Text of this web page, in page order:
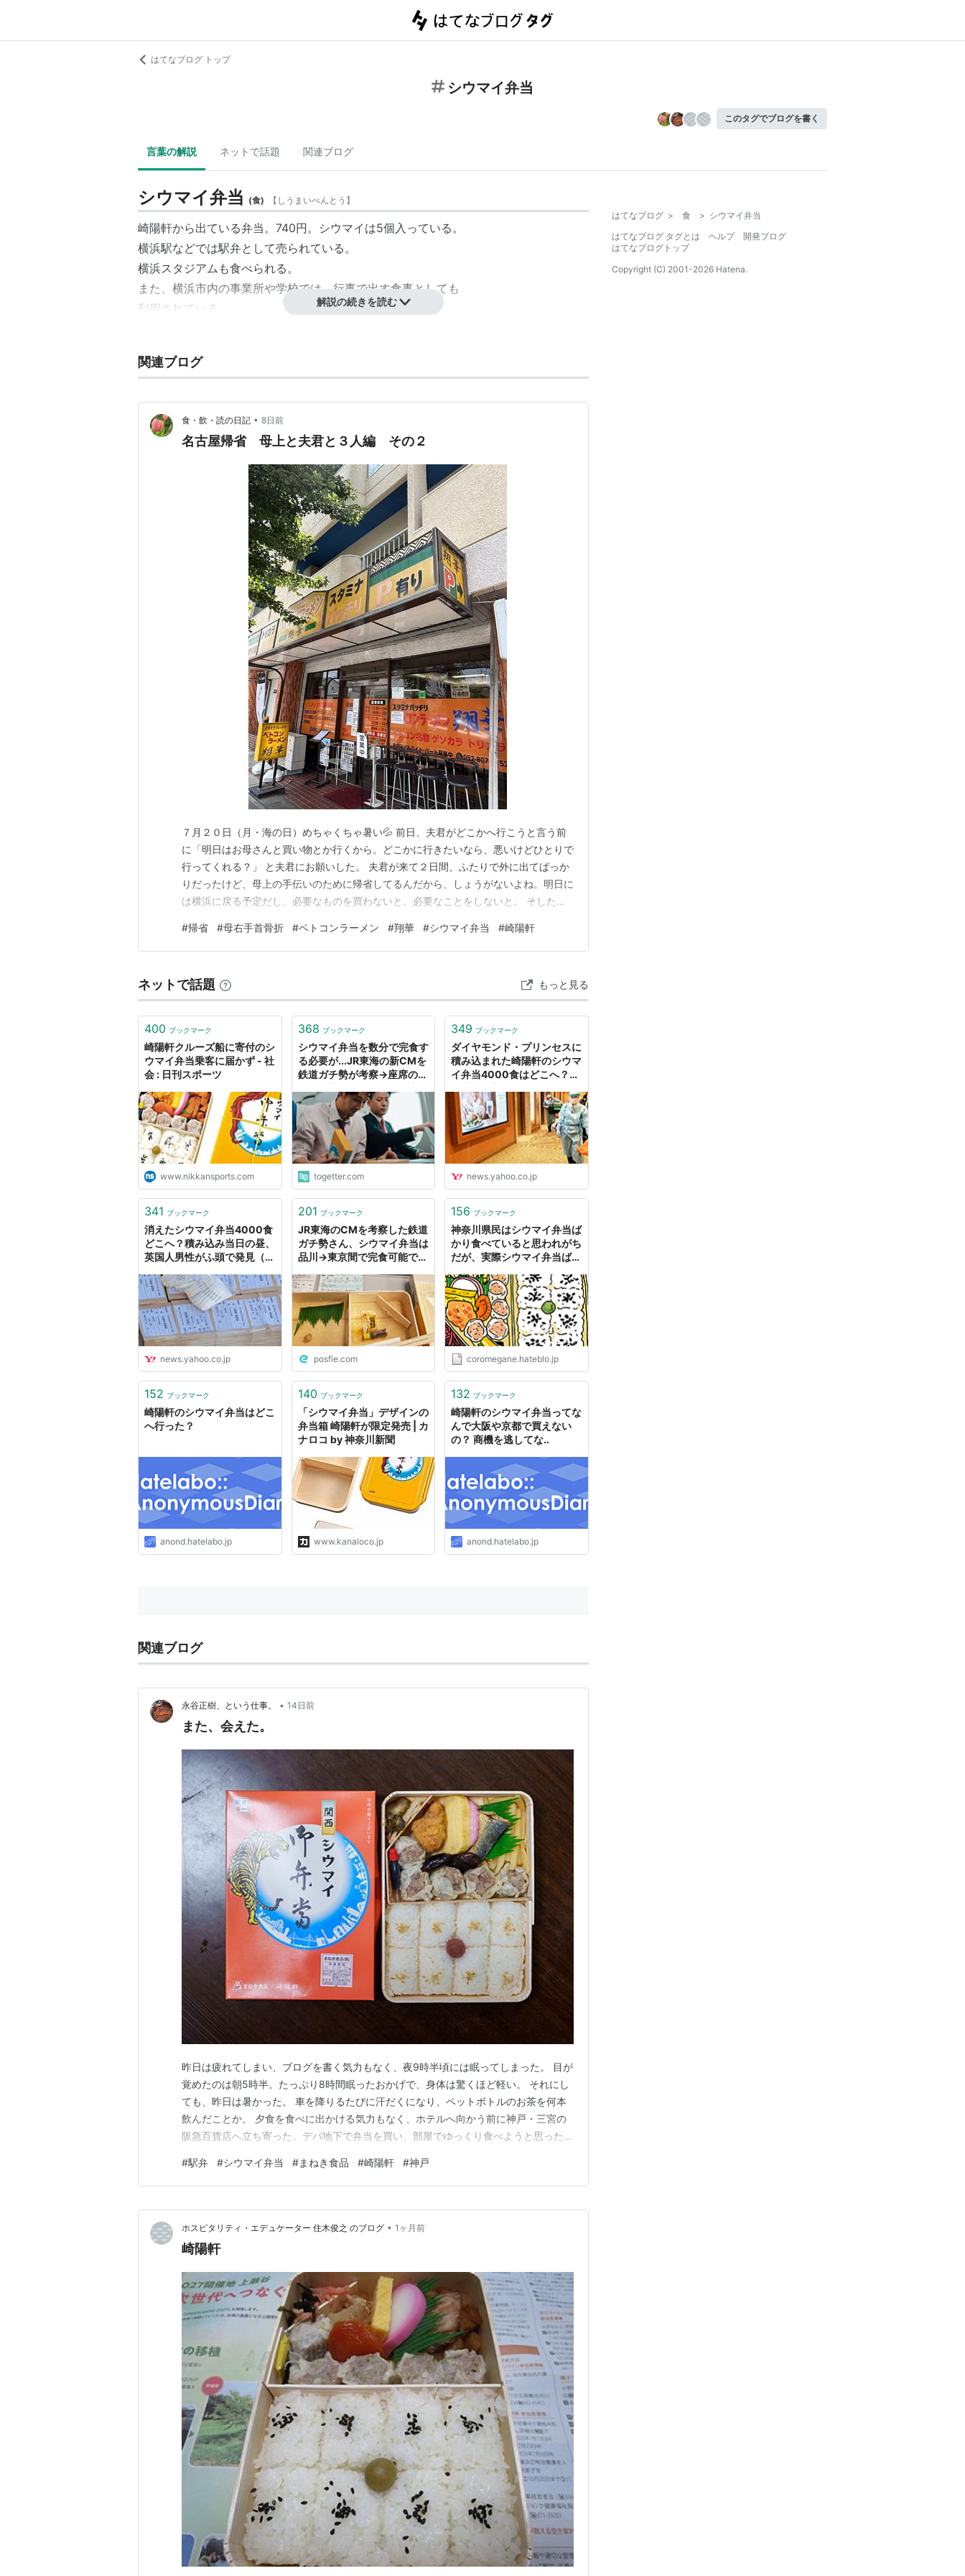
はてなブログ トップ
シウマイ弁当
このタグでブログを書く
言葉の解説 ネットで話題 関連ブログ
シウマイ弁当 (食) 【 しうまいべんとう 】
崎陽軒から出ている弁当。740円。シウマイは5個入っている。
横浜駅などでは駅弁として売られている。
横浜スタジアムも食べられる。
また、横浜市内の事業所や学校では、行事で出す食事としても
利用されている。
解説の続きを読む
関連ブログ
食・飲・読の日記 • 8日前
名古屋帰省 母上と夫君と３人編 その２
７月２０日（月・海の日）めちゃくちゃ暑い💦 前日、夫君がどこかへ行こうと言う前
に「明日はお母さんと買い物とか行くから。どこかに行きたいなら、悪いけどひとりで
行ってくれる？」 と夫君にお願いした。 夫君が来て２日間、ふたりで外に出てばっか
りだったけど、母上の手伝いのために帰省してるんだから、しょうがないよね。明日に
は横浜に戻る予定だし、必要なものを買わないと。必要なことをしないと。 そしたら
スの更新もしてきてくれる？ それからトイレットペーパーも買ってきてくれる？」 by
母上。歩くのが遅いとか、自分につき合わせちゃ悪い…
#帰省 #母右手首骨折 #ベトコンラーメン #翔華 #シウマイ弁当 #崎陽軒
ネットで話題 もっと見る
400 ブックマーク
崎陽軒クルーズ船に寄付のシ
ウマイ弁当乗客に届かず - 社
会 : 日刊スポーツ
www.nikkansports.com
368 ブックマーク
シウマイ弁当を数分で完食す
る必要が...JR東海の新CMを
鉄道ガチ勢が考察→座席の位
すごい
togetter.com
349 ブックマーク
ダイヤモンド・プリンセスに
積み込まれた崎陽軒のシウマ
イ弁当4000食はどこへ？
- Yahoo!ニュース
news.yahoo.co.jp
341 ブックマーク
消えたシウマイ弁当4000食
どこへ？積み込み当日の昼、
英国人男性がふ頭で発見（井
Yahoo!ニュース
news.yahoo.co.jp
201 ブックマーク
JR東海のCMを考察した鉄道
ガチ勢さん、シウマイ弁当は
品川→東京間で完食可能であ
posfie.com
156 ブックマーク
神奈川県民はシウマイ弁当ば
かり食べていると思われがち
だが、実際シウマイ弁当ばか
の手帳
coromegane.hateblo.jp
152 ブックマーク
崎陽軒のシウマイ弁当はどこ
へ行った？
anond.hatelabo.jp
140 ブックマーク
「シウマイ弁当」デザインの
弁当箱 崎陽軒が限定発売 | カ
ナロコ by 神奈川新聞
www.kanaloco.jp
132 ブックマーク
崎陽軒のシウマイ弁当ってな
んで大阪や京都で買えない
の？ 商機を逃してな..
anond.hatelabo.jp
関連ブログ
永谷正樹、という仕事。 • 14日前
また、会えた。
昨日は疲れてしまい、ブログを書く気力もなく、夜9時半頃には眠ってしまった。 目が
覚めたのは朝5時半。たっぷり8時間眠ったおかげで、身体は驚くほど軽い。 それにし
ても、昨日は暑かった。 車を降りるたびに汗だくになり、ペットボトルのお茶を何本
飲んだことか。 夕食を食べに出かける気力もなく、ホテルへ向かう前に神戸・三宮の
阪急百貨店へ立ち寄った。デパ地下で弁当を買い、部屋でゆっくり食べようと思ったの
のまねき食品が横浜の崎陽軒と共同開発した「関西シウマイ弁当」だった。 実は、こ
の弁当は4年前、『東洋経済オンライン』の取材でお世…
#駅弁 #シウマイ弁当 #まねき食品 #崎陽軒 #神戸
ホスピタリティ・エデュケーター 住木俊之 のブログ • 1ヶ月前
崎陽軒
はてなブログ > 食 > シウマイ弁当
はてなブログ タグとは
ヘルプ
開発ブログ
はてなブログトップ
Copyright (C) 2001-2026 Hatena.